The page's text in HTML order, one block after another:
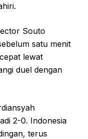
Souto
satu menit
lewat
duel dengan
2-0. Indonesia
terus